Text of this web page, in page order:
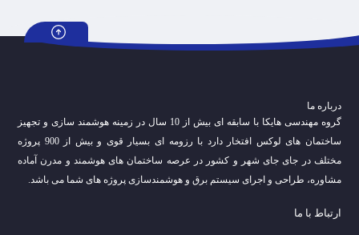
درباره ما
گروه مهندسی هایکا با سابقه ای بیش از 10 سال در زمینه هوشمند سازی و تجهیز
ساختمان های لوکس افتخار دارد با رزومه ای بسیار قوی و بیش از 900 پروژه
مختلف در جای جای شهر و کشور در عرصه ساختمان های هوشمند و مدرن آماده
مشاوره، طراحی و اجرای سیستم برق و هوشمندسازی پروژه های شما می باشد.
ارتباط با ما